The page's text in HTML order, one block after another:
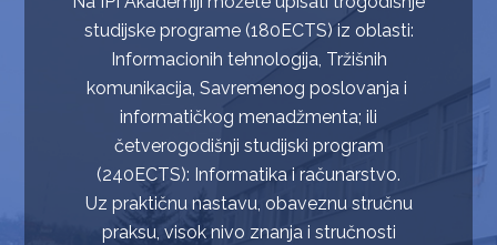
studijske programe (180ECTS) iz oblasti:
Informacionih tehnologija, Tržišnih
komunikacija, Savremenog poslovanja i
informatičkog menadžmenta; ili
četverogodišnji studijski program
(240ECTS): Informatika i računarstvo.
Uz praktičnu nastavu, obaveznu stručnu
praksu, visok nivo znanja i stručnosti